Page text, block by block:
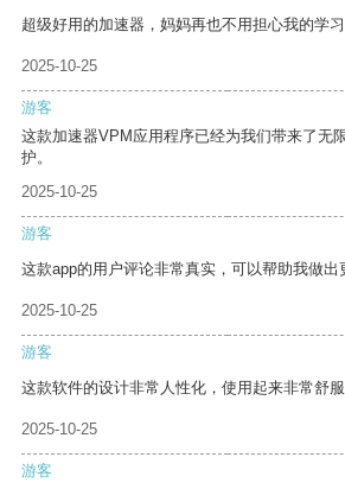
超级好用的加速器，妈妈再也不用担心我的学习
2025-10-25
游客
这款加速器VPM应用程序已经为我们带来了无
护。
2025-10-25
游客
这款app的用户评论非常真实，可以帮助我做出
2025-10-25
游客
这款软件的设计非常人性化，使用起来非常舒服
2025-10-25
游客